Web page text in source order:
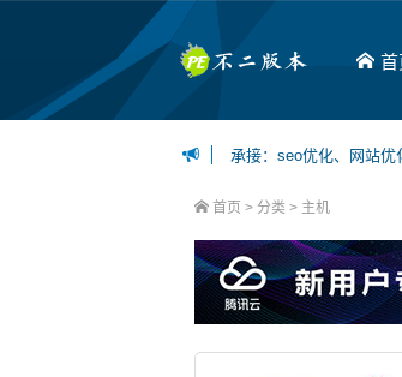
首
承接：seo优化、网站
首页 > 分类 > 主机